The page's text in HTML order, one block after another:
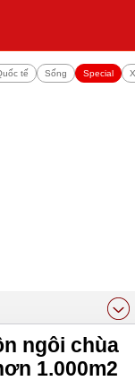
tế Sống Special
ngôi chùa
1.000m2